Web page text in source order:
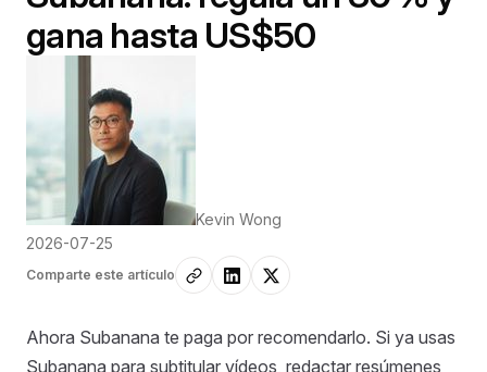
gana hasta US$50
Kevin Wong
2026-07-25
Comparte este artículo
Ahora Subanana te paga por recomendarlo. Si ya usas
Subanana para subtitular vídeos, redactar resúmenes